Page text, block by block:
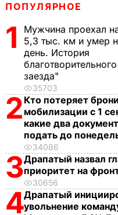
ПОПУЛЯРНОЕ
1
Мужчина проехал
5,3 тыс. км и умер
день. История
заезда"
35703
2 Кто потеряет
мобилизации с 1
какие два
подать до
34086
3Драпатый назвал
приоритет на
30656
4Драпатый
увольнение